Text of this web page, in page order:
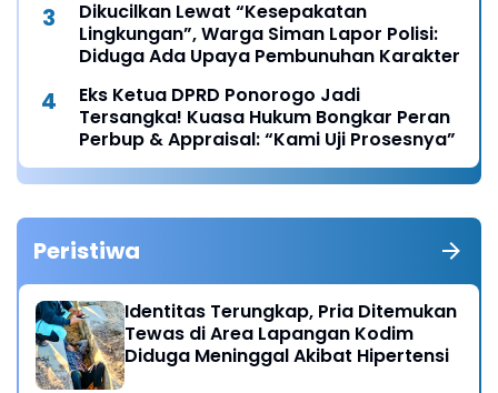
Dikucilkan Lewat “Kesepakatan
Lingkungan”, Warga Siman Lapor Polisi:
Diduga Ada Upaya Pembunuhan Karakter
Eks Ketua DPRD Ponorogo Jadi
Tersangka! Kuasa Hukum Bongkar Peran
Perbup & Appraisal: “Kami Uji Prosesnya”
Peristiwa
Identitas Terungkap, Pria Ditemukan
Tewas di Area Lapangan Kodim
Diduga Meninggal Akibat Hipertensi